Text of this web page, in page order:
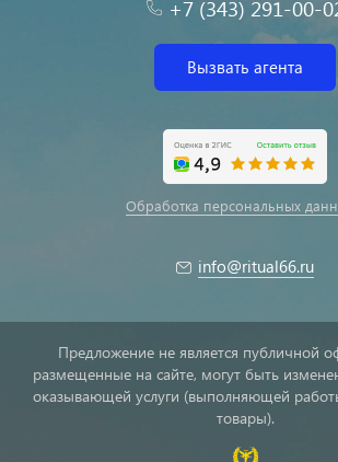
+7 (343) 291-00-
Вызвать агента
Обработка персональных
info@ritual66.ru
Предложение не является публичной
размещенные на сайте, могут быть
оказывающей услуги (выполняющей
товары).